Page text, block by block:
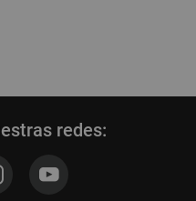
redes: